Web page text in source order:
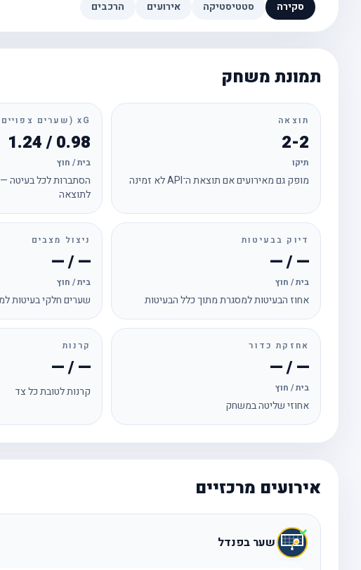
סקירה סטטיסטיקה אירועים הרכבים
תמונת משחק
תוצאה
2-2
תיקו
מופק גם מאירועים אם תוצאת ה־API לא זמינה
xG (שערים צפויים)
0.98 / 1.24
בית / חוץ
הסתברות לכל בעיטה
לתוצאה
דיוק בבעיטות
— / —
בית / חוץ
אחוז הבעיטות למסגרת מתוך כלל הבעיטות
ניצול מצבים
— / —
בית / חוץ
שערים חלקי בעיטות
אחזקת כדור
— / —
בית / חוץ
אחוזי שליטה במשחק
קרנות
— / —
קרנות לטובת כל צד
אירועים מרכזיים
שער בפנדל